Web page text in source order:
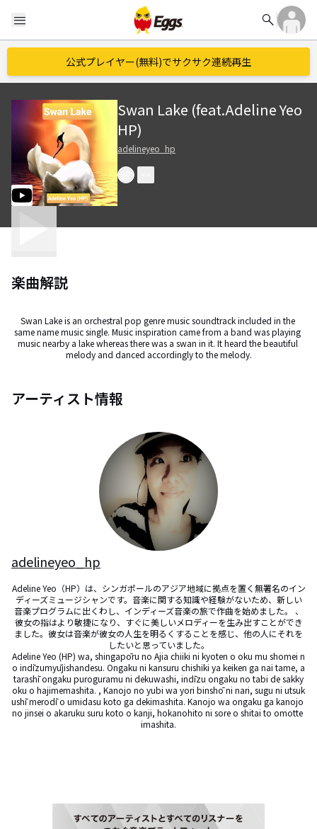
menu search
公式プレイヤー(無料)でサクサク連続再生
Swan Lake (feat.Adeline Yeo
HP)
adelineyeo_hp
楽曲解説
Swan Lake is an orchestral pop genre music soundtrack included in the
same name music single. Music inspiration came from a band was playing
music nearby a lake whereas there was a swan in it. It heard the beautiful
melody and danced accordingly to the melody.
アーティスト情報
adelineyeo_hp
Adeline Yeo（HP）は、シンガポールのアジア地域に拠点を置く無署名のイン
ディーズミュージシャンです。音楽に関する知識や経験がないため、新しい
音楽プログラムに出くわし、インディーズ音楽の旅で作曲を始めました。 、
彼女の指はより敏捷になり、すぐに美しいメロディーを生み出すことができ
ました。彼女は音楽が彼女の人生を明るくすることを感じ、他の人にそれを
したいと思っていました。
Adeline Yeo (HP) wa, shingapōru no Ajia chiiki ni kyoten o oku mu shomei n
o indīzumyūjishandesu. Ongaku ni kansuru chishiki ya keiken ga nai tame, a
tarashī ongaku puroguramu ni dekuwashi, indīzu ongaku no tabi de sakky
oku o hajimemashita. , Kanojo no yubi wa yori binshō ni nari, sugu ni utsuk
ushī merodī o umidasu koto ga dekimashita. Kanojo wa ongaku ga kanojo
no jinsei o akaruku suru koto o kanji, hokanohito ni sore o shitai to omotte
imashita.